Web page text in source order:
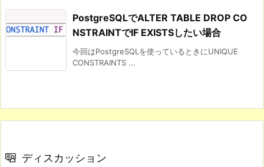
PostgreSQLでALTER TABLE DROP CO
NSTRAINTでIF EXISTSしたい場合
今回はPostgreSQLを使っているときにUNIQUE
CONSTRAINTS ...
ディスカッション